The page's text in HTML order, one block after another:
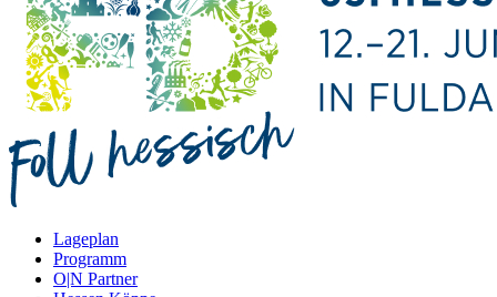
Lageplan
Programm
O|N Partner